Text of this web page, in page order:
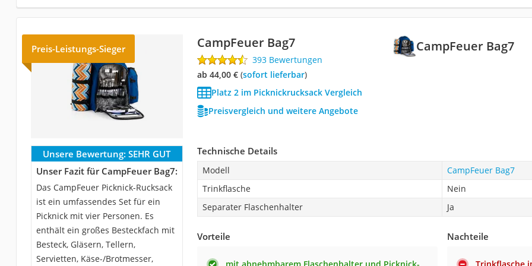
CampFeuer Bag7
Preis-Leistungs-Sieger CampFeuer Bag7
393 Bewertungen
ab 44,00 €( Sofort lieferbar)
Platz 2 im Picknickrucksack Vergleich
Preisvergleich und weitere Angebote
Unsere Bewertung: SEHR GUT
Unser Fazit für CampFeuer Bag7:
Das CampFeuer Picknick-Rucksack
ist ein umfassendes Set für ein
Picknick mit vier Personen. Es
enthält ein großes Besteckfach mit
Besteck, Gläsern, Tellern,
Servietten, Käse-/Brotmesser,
Technische Details
Modell
CampFeuer Bag7
Trinkflasche
Nein
Separater Flaschenhalter
Ja
Vorteile
mit abnehmbarem Flaschenhalter und Picknick-
Nachteile
Trinkflasche